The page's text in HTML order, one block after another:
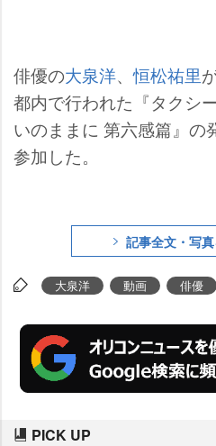
俳優の大泉洋、恒松祐里
都内で行われた『タクシ
いのままに 第六感篇』の
参加した。
記事全文・写
大泉洋 動画 俳優
PICK UP